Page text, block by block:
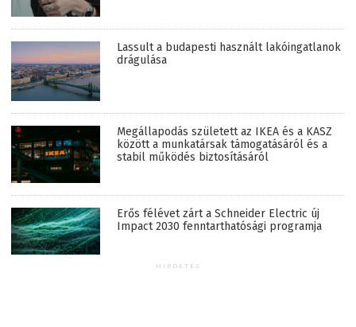
Lassult a budapesti használt lakóingatlanok
drágulása
Megállapodás született az IKEA és a KASZ
között a munkatársak támogatásáról és a
stabil működés biztosításáról
Erős félévet zárt a Schneider Electric új
Impact 2030 fenntarthatósági programja
HIRDETÉS